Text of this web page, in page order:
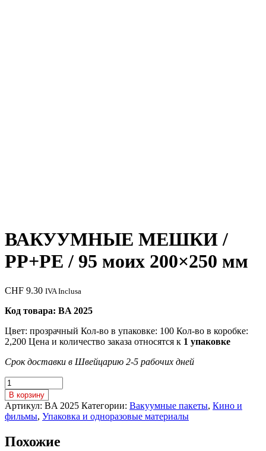
ВАКУУМНЫЕ МЕШКИ /
PP+PE / 95 моих 200×250 мм
CHF 9.30 IVA Inclusa
Код товара: BA 2025
Цвет: прозрачный Кол-во в упаковке: 100 Кол-во в коробке:
2,200 Цена и количество заказа относятся к 1 упаковке
Срок доставки в Швейцарию 2-5 рабочих дней
Количество
товара
ВАКУУМНЫЕ
МЕШКИ
/
PP+PE
/
В корзину
Артикул: BA 2025 Категории: Вакуумные пакеты, Кино и
фильмы, Упаковка и одноразовые материалы
Похожие